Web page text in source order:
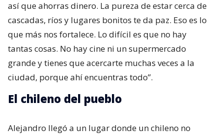
así que ahorras dinero. La pureza de estar cerca de
cascadas, ríos y lugares bonitos te da paz. Eso es lo
que más nos fortalece. Lo difícil es que no hay
tantas cosas. No hay cine ni un supermercado
grande y tienes que acercarte muchas veces a la
ciudad, porque ahí encuentras todo”.
El chileno del pueblo
Alejandro llegó a un lugar donde un chileno no